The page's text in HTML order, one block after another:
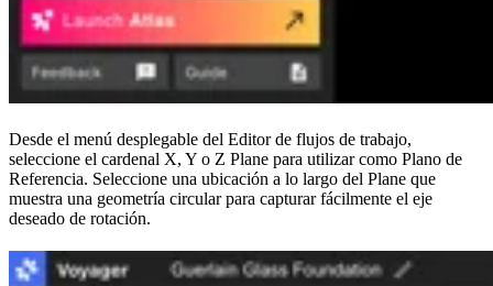
Desde el menú desplegable del Editor de flujos de trabajo,
seleccione el cardenal X, Y o Z Plane para utilizar como Plano de
Referencia. Seleccione una ubicación a lo largo del Plane que
muestra una geometría circular para capturar fácilmente el eje
deseado de rotación.